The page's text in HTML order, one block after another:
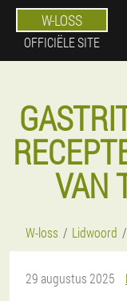
W-LOSS
OFFICIËLE SITE
VAN
W-loss Lidwoord
29 augustus 2025